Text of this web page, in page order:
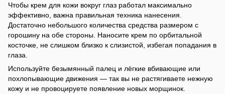
Чтобы крем для кожи вокруг глаз работал максимально
эффективно, важна правильная техника нанесения.
Достаточно небольшого количества средства размером с
горошину на обе стороны. Наносите крем по орбитальной
косточке, не слишком близко к слизистой, избегая попадания в
глаза.
Используйте безымянный палец и лёгкие вбивающие или
похлопывающие движения — так вы не растягиваете нежную
кожу и не провоцируете появление новых морщинок.